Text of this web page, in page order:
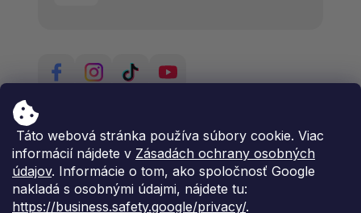
Táto webová stránka používa súbory cookie. Viac
informácií nájdete v Zásadách ochrany osobných
údajov. Informácie o tom, ako spoločnosť Google
nakladá s osobnými údajmi, nájdete tu:
https://business.safety.google/privacy/.